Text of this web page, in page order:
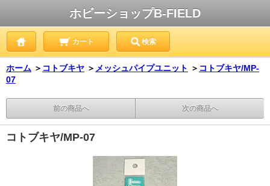
ホビーショップB-FIELD
カート 検索
ホーム ＞ コトブキヤ ＞ メッシュパイプユニット ＞ コトブキヤ/MP-
07
前の商品へ 次の商品へ
コトブキヤ/MP-07